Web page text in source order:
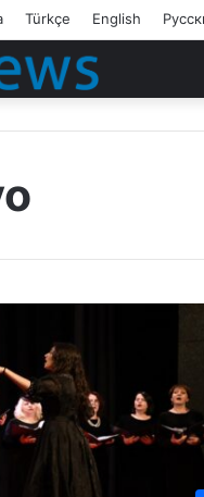
Türkçe English